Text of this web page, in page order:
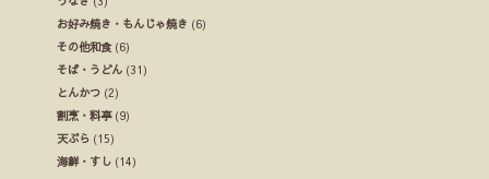
お好み焼き・もんじゃ焼き (6)
その他和食(6)
そば・うどん (31)
とんかつ (2)
割烹・料亭(9)
天ぷら (15)
海鮮・すし (14)